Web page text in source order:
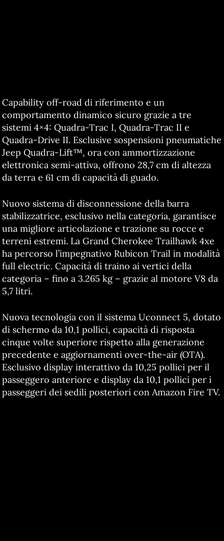
Capability off-road di riferimento e un
comportamento dinamico sicuro grazie a tre
sistemi 4×4: Quadra-Trac I, Quadra-Trac II e
Quadra-Drive II. Esclusive sospensioni pneumatiche
Jeep Quadra-Lift™, ora con ammortizzazione
elettronica semi-attiva, offrono 28,7 cm di altezza
da terra e 61 cm di capacità di guado.
Nuovo sistema di disconnessione della barra
stabilizzatrice, esclusivo nella categoria, garantisce
una migliore articolazione e trazione su rocce e
terreni estremi. La Grand Cherokee Trailhawk 4xe
ha percorso l’impegnativo Rubicon Trail in modalità
full electric. Capacità di traino ai vertici della
categoria – fino a 3.265 kg – grazie al motore V8 da
5,7 litri.
Nuova tecnologia con il sistema Uconnect 5, dotato
di schermo da 10,1 pollici, capacità di risposta
cinque volte superiore rispetto alla generazione
precedente e aggiornamenti over-the-air (OTA).
Esclusivo display interattivo da 10,25 pollici per il
passeggero anteriore e display da 10,1 pollici per i
passeggeri dei sedili posteriori con Amazon Fire TV.